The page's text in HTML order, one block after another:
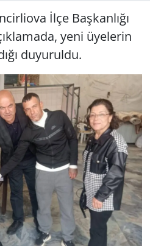
İlçe Başkanlığı
yeni üyelerin
duyuruldu.